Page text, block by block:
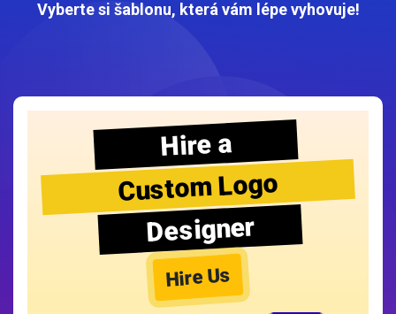
Vyberte si šablonu, která vám lépe vyhovuje!
Hire a
Custom Logo
Designer
Hire Us